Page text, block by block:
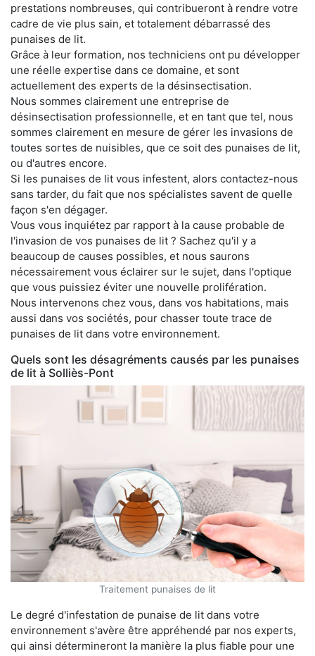
prestations nombreuses, qui contribueront à rendre votre
cadre de vie plus sain, et totalement débarrassé des
punaises de lit.
Grâce à leur formation, nos techniciens ont pu développer
une réelle expertise dans ce domaine, et sont
actuellement des experts de la désinsectisation.
Nous sommes clairement une entreprise de
désinsectisation professionnelle, et en tant que tel, nous
sommes clairement en mesure de gérer les invasions de
toutes sortes de nuisibles, que ce soit des punaises de lit,
ou d'autres encore.
Si les punaises de lit vous infestent, alors contactez-nous
sans tarder, du fait que nos spécialistes savent de quelle
façon s'en dégager.
Vous vous inquiétez par rapport à la cause probable de
l'invasion de vos punaises de lit ? Sachez qu'il y a
beaucoup de causes possibles, et nous saurons
nécessairement vous éclairer sur le sujet, dans l'optique
que vous puissiez éviter une nouvelle prolifération.
Nous intervenons chez vous, dans vos habitations, mais
aussi dans vos sociétés, pour chasser toute trace de
punaises de lit dans votre environnement.
Quels sont les désagréments causés par les punaises
de lit à Solliès-Pont
Traitement punaises de lit
Le degré d'infestation de punaise de lit dans votre
environnement s'avère être appréhendé par nos experts,
qui ainsi détermineront la manière la plus fiable pour une